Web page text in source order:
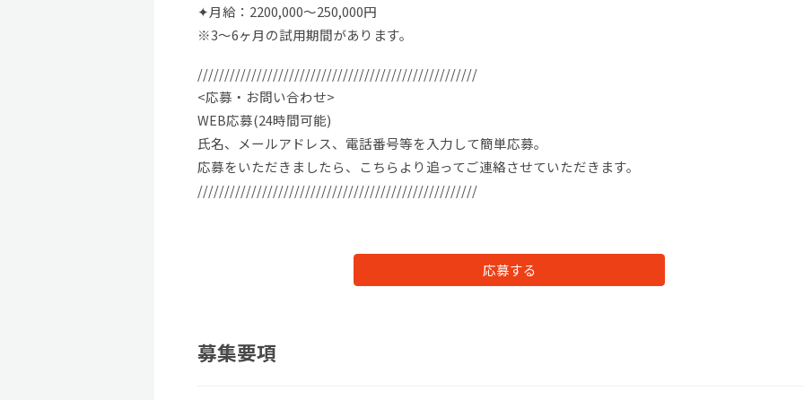
✦月給：2200,000～250,000円
※3～6ヶ月の試用期間があります。
////////////////////////////////////////////////////
<応募・お問い合わせ>
WEB応募(24時間可能)
氏名、メールアドレス、電話番号等を入力して簡単応募。
応募をいただきましたら、こちらより追ってご連絡させていただきます。
////////////////////////////////////////////////////
応募する
募集要項